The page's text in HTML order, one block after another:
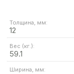
Толщина, мм:
12
Вес (кг.):
59.1
Ширина, мм: